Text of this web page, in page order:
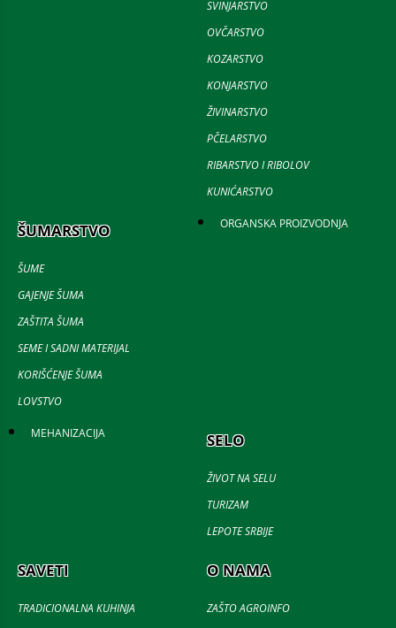
SVINJARSTVO
OVČARSTVO
KOZARSTVO
KONJARSTVO
ŽIVINARSTVO
PČELARSTVO
RIBARSTVO I RIBOLOV
KUNIĆARSTVO
ŠUMARSTVO
ŠUME
GAJENJE ŠUMA
ZAŠTITA ŠUMA
SEME I SADNI MATERIJAL
KORIŠĆENJE ŠUMA
LOVSTVO
ORGANSKA PROIZVODNJA
MEHANIZACIJA SELO
ŽIVOT NA SELU
TURIZAM
LEPOTE SRBIJE
SAVETI
TRADICIONALNA KUHINJA
O NAMA
ZAŠTO AGROINFO